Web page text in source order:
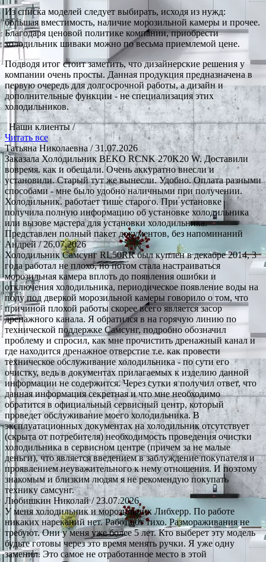
Из списка моделей следует выбирать, исходя из нужд:
большая вместимость, наличие морозильной камеры и прочее.
Благодаря ценовой политике компании, приобрести
холодильник шиваки можно по весьма приемлемой цене.
Подводя итог стоит заметить, что дизайнерские решения у
компании очень просты. Данная продукция предназначена в
первую очередь для долгосрочной работы, а дизайн и
дополнительные функции - не специализация этих
холодильников.
Наши клиенты /
Читать все
Татьяна Николаевна / 31.07.2026
Заказала Холодильник BEKO RCNK 270K20 W. Доставили
вовремя. как и обещали. Очень аккуратно внесли и
установили. Старый тут же вынесли. Удобно. Оплата разными
способами - мне было удобно наличными при получении.
Холодильник. работает тише старого. При установке
получила полную информацию об установке холодильника
или вызове мастера для установки холодильника.
Представлен полный пакет документов, без напоминаний
Андрей/ 26.07.2026
Холодильник Самсунг RL50RR был куплен в декабре 2014, 3
года работал не плохо, но потом стала настраиваться
морозильная камера вплоть до появления ошибки и
отключения холодильника, периодическое появление воды на
полу под дверкой морозильной камеры говорило о том, что
причиной плохой работы скорее всего является засор
дренажного канала. Я обратился в на горячую линию по
технической поддержке Самсунг, подробно обозначил
проблему и спросил, как мне прочистить дренажный канал и
где находится дренажное отверстие т.е. как провести
техническое обслуживание холодильника - по сути его
очистку, ведь в документах прилагаемых к изделию данной
информации не содержится. Через сутки я получил ответ, что
данная информация секретная и что мне необходимо
обратится в официальный сервисный центр, который
проведет обслуживание моего холодильника. В
эксплуатационных документах на холодильник отсутствует
(скрыта от потребителя) необходимость проведения очистки
холодильника в сервисном центре (причем за не малые
деньги), что является введением в заблуждение покупателя и
проявлением неуважительного к нему отношения. И поэтому
знакомым и близким людям я не рекомендую покупать
технику самсунг.
Любишкин Николай/ 23.07.2026
У меня холодильник и морозильник Либхерр. По работе
никаких нареканий нет. Работают тихо. Размораживания не
требуют. Они у меня уже более 5 лет. Кто выберет эту модель
будьте готовы через это время менять ручки. Я уже одну
заменил. Это самое не отработанное место в этой